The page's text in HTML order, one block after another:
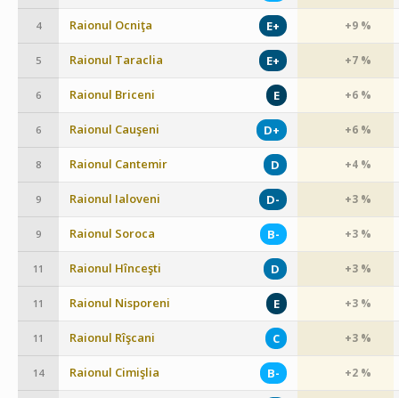
4 Raionul Ocniţa E+ +9 %
5 Raionul Taraclia E+ +7 %
6 Raionul Briceni E +6 %
6 Raionul Cauşeni D+ +6 %
8 Raionul Cantemir D +4 %
9 Raionul Ialoveni D- +3 %
9 Raionul Soroca B- +3 %
11 Raionul Hînceşti D +3 %
11 Raionul Nisporeni E +3 %
11 Raionul Rîşcani C +3 %
14 Raionul Cimişlia B- +2 %